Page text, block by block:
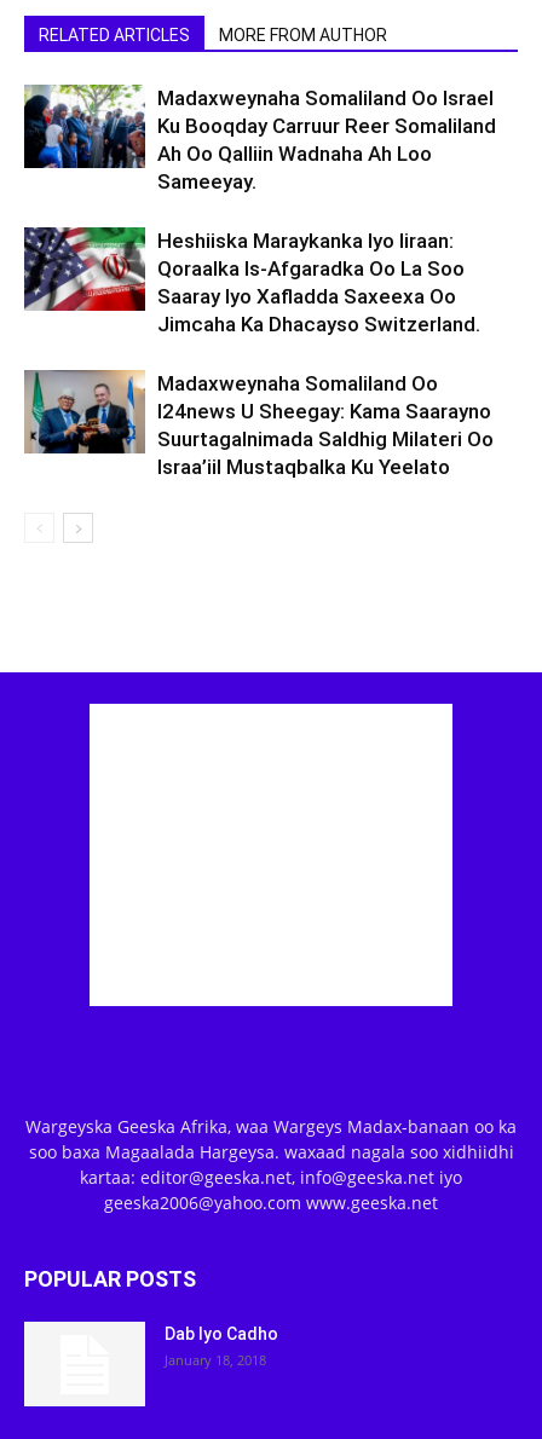
RELATED ARTICLES MORE FROM AUTHOR
Madaxweynaha Somaliland Oo Israel
Ku Booqday Carruur Reer Somaliland
Ah Oo Qalliin Wadnaha Ah Loo
Sameeyay.
Heshiiska Maraykanka Iyo Iiraan:
Qoraalka Is-Afgaradka Oo La Soo
Saaray Iyo Xafladda Saxeexa Oo
Jimcaha Ka Dhacayso Switzerland.
Madaxweynaha Somaliland Oo
I24news U Sheegay: Kama Saarayno
Suurtagalnimada Saldhig Milateri Oo
Israa’iil Mustaqbalka Ku Yeelato
Wargeyska Geeska Afrika, waa Wargeys Madax-banaan oo ka
soo baxa Magaalada Hargeysa. waxaad nagala soo xidhiidhi
kartaa: editor@geeska.net, info@geeska.net iyo
geeska2006@yahoo.com www.geeska.net
POPULAR POSTS
Dab Iyo Cadho
January 18, 2018